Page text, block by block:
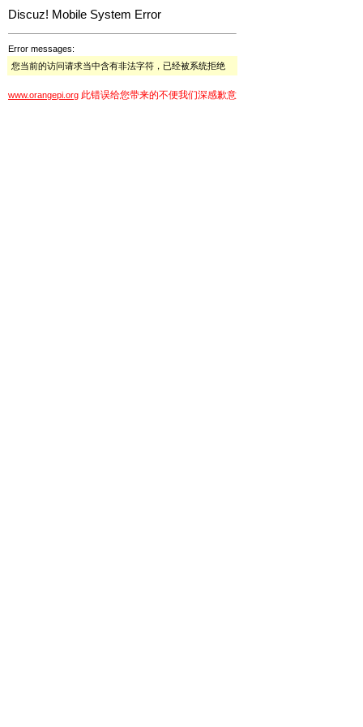
Discuz! Mobile System Error
Error messages:
您当前的访问请求当中含有非法字符，已经被系统拒绝
www.orangepi.org 此错误给您带来的不便我们深感歉意